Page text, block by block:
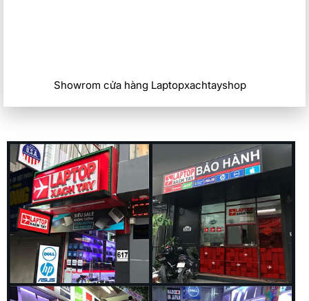
Khả năng tản nhiệt
Về khả năng tản nhiệt Lenovo LOQ 2023 có tính năng làm
ống đồng và bốn khe tản nhiệt thông hơi được đặt ở vị trí
chiến lược. Vì vậy, bất kể khi người dùng có sử dụng máy
nóng đến mức nào, hệ thống của bạn sẽ luôn được giữ ở
trạng thái mát mẻ.
Lenovo Vantage
Vantage cho phép người dùng cá nhân hóa máy tính thông
qua không chỉ hình ảnh, âm thanh, các cài đặt thông minh và
cả cách xả cũng như sạc laptop. Chúng ta sẽ có một
dashboard để điều chỉnh nhanh độ sáng, tùy chỉnh về
camera, tính năng Dolby, chủ động vô hiệu hóa hoặc kích
Showrom cửa hàng Laptopxachtayshop